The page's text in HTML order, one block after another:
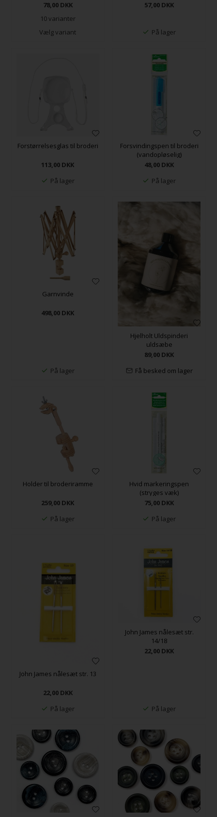
78,00 DKK
10 varianter
Vælg variant
57,00 DKK
På lager
Forstørrelsesglas til broderi
113,00 DKK
På lager
Forsvindingspen til broderi
(vandopløselig)
48,00 DKK
På lager
Garnvinde
498,00 DKK
På lager
Hjelholt Uldspinderi
uldsæbe
89,00 DKK
Få besked om lager
Holder til broderiramme
259,00 DKK
På lager
Hvid markeringspen
(stryges væk)
75,00 DKK
På lager
John James nålesæt str. 13
22,00 DKK
På lager
John James nålesæt str.
14/18
22,00 DKK
På lager